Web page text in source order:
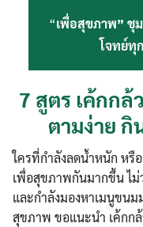
“เพื่อสุขภาพ” ชุ
โจทย์ทุ
7 สูตร เค้กก
ตามง่าย กิ
ใครที่กำลังลดน้ำหนัก หรื
เพื่อสุขภาพกันมากขึ้น ไ
และกำลังมองหาเมนูขน
สุขภาพ ขอแนะนำ เค้กก